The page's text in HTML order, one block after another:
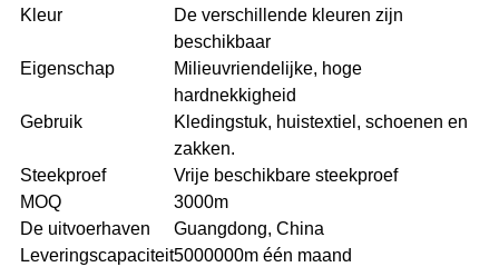
Kleur
De verschillende kleuren zijn
beschikbaar
Eigenschap
Milieuvriendelijke, hoge
hardnekkigheid
Gebruik
Kledingstuk, huistextiel, schoenen en
zakken.
Steekproef
Vrije beschikbare steekproef
MOQ
3000m
De uitvoerhaven
Guangdong, China
Leveringscapaciteit5000000m één maand